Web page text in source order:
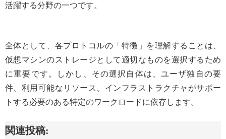
活躍する分野の一つです。
全体として、各プロトコルの「特徴」を理解することは、
仮想マシンのストレージとして適切なものを選択するため
に重要です。しかし、その選択自体は、ユーザ独自の要
件、利用可能なリソース、インフラストラクチャがサポー
トする必要のある特定のワークロードに依存します。
関連投稿: